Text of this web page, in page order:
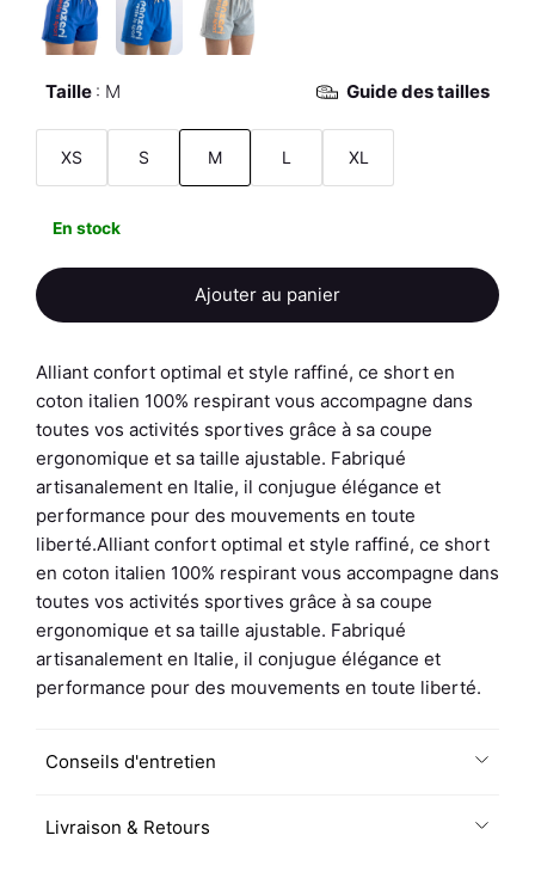
Taille Guide des tailles
M
XS S M L XL
En stock
Ajouter au panier
Alliant confort optimal et style raffiné, ce short en
coton italien 100% respirant vous accompagne dans
toutes vos activités sportives grâce à sa coupe
ergonomique et sa taille ajustable. Fabriqué
artisanalement en Italie, il conjugue élégance et
performance pour des mouvements en toute
liberté.Alliant confort optimal et style raffiné, ce short
en coton italien 100% respirant vous accompagne dans
toutes vos activités sportives grâce à sa coupe
ergonomique et sa taille ajustable. Fabriqué
artisanalement en Italie, il conjugue élégance et
performance pour des mouvements en toute liberté.
Conseils d'entretien
Livraison & Retours